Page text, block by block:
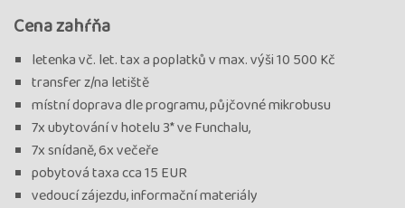
Poslední volný pokoj, na ověření letu, Garance odjezdu,
průvodce: Irena Pilařová
termín
uzavřen
Termín 30.06. - 07.07.26
Cena
Cena zahŕňa
letenka vč. let. tax a poplatků v max. výši 10 500 Kč
transfer z/na letiště
místní doprava dle programu, půjčovné mikrobusu
7x ubytování v hotelu 3* ve Funchalu,
7x snídaně, 6x večeře
pobytová taxa cca 15 EUR
vedoucí zájezdu, informační materiály